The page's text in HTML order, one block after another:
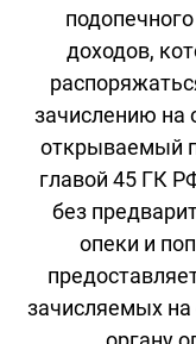
доходов,
зачислению на
открываемый
главой 45 ГК
без
опеки и
зачисляемых